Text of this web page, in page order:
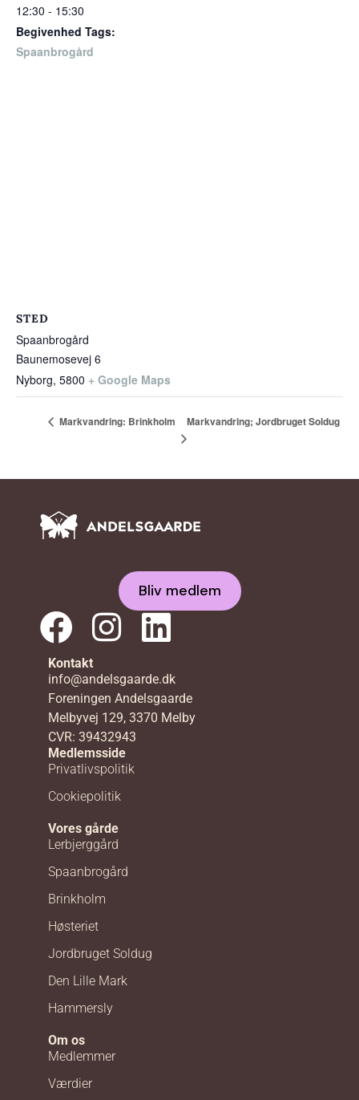
12:30 - 15:30
Begivenhed Tags:
Spaanbrogård
STED
Spaanbrogård
Baunemosevej 6
Nyborg, 5800 + Google Maps
Markvandring: Brinkholm Markvandring; Jordbruget Soldug
Bliv medlem
Kontakt
info@andelsgaarde.dk
Foreningen Andelsgaarde
Melbyvej 129, 3370 Melby
CVR: 39432943
Medlemsside
Privatlivspolitik
Cookiepolitik
Vores gårde
Lerbjerggård
Spaanbrogård
Brinkholm
Høsteriet
Jordbruget Soldug
Den Lille Mark
Hammersly
Om os
Medlemmer
Værdier